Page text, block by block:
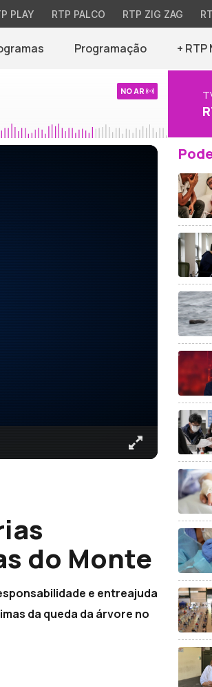
PLAY RTP PALCO RTP ZIG ZAG
Programação +
NO AR
do Monte
e entreajuda
da queda da árvore no